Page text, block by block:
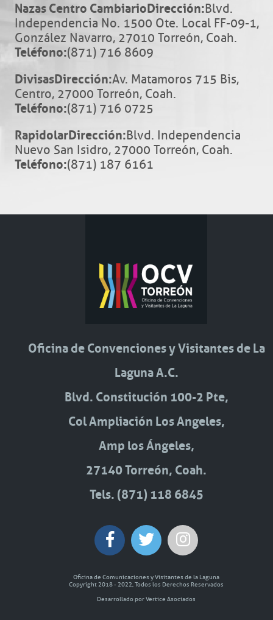
Nazas Centro CambiarioDirección:Blvd.
Independencia No. 1500 Ote. Local FF-09-1,
González Navarro, 27010 Torreón, Coah.
Teléfono:(871) 716 8609
DivisasDirección:Av. Matamoros 715 Bis,
Centro, 27000 Torreón, Coah.
Teléfono:(871) 716 0725
RapidolarDirección:Blvd. Independencia
Nuevo San Isidro, 27000 Torreón, Coah.
Teléfono:(871) 187 6161
Oficina de Convenciones y Visitantes de La
Laguna A.C.
Blvd. Constitución 100-2 Pte,
Col Ampliación Los Angeles,
Amp los Ángeles,
27140 Torreón, Coah.
Tels. (871) 118 6845
Oficina de Comunicaciones y Visitantes de la Laguna
Copyright 2018 - 2022, Todos los Derechos Reservados
Desarrollado por Vertice Asociados